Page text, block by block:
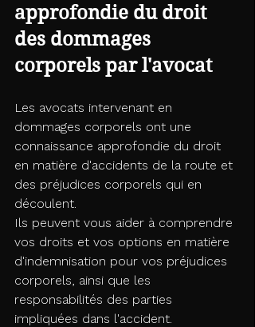
approfondie du droit
des dommages
corporels par l'avocat
Les avocats intervenant en
dommages corporels ont une
connaissance approfondie du droit
en matière d'accidents de la route et
des préjudices corporels qui en
découlent.
Ils peuvent vous aider à comprendre
vos droits et vos options en matière
d'indemnisation pour vos préjudices
corporels, ainsi que les
responsabilités des parties
impliquées dans l'accident.